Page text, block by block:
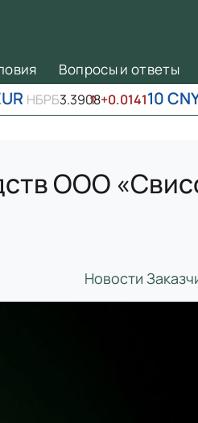
Вопросы и ответы
НБРБ3.3908
↑ +0.014110
ООО
Новости